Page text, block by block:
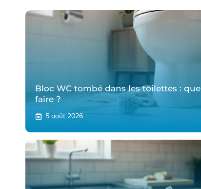
Bloc WC tombé dans les toilettes : que
faire ?
5 août 2026